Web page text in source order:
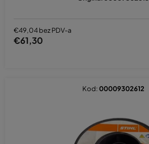
€49,04 bez PDV-a
€61,30
Kod:00009302612